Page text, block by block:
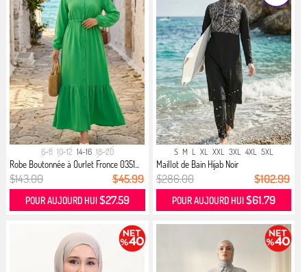
6-8 10-12 14-16 18-20
Robe Boutonnée à Ourlet Fronce 0351...
$143.00 $45.99
POUR AUJOURD HUI $27.59
S M L XL XXL 3XL 4XL 5XL
Maillot de Bain Hijab Noir
$286.00 $102.99
POUR AUJOURD HUI $61.79